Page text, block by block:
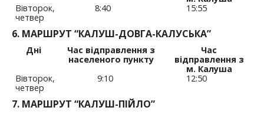
Вівторок,
четвер
8:40 15:55
6. МАРШРУТ “КАЛУШ-ДОВГА-КАЛУСЬКА”
Дні
Час відправлення з
населеного пункту
Час
відправлення з
м. Калуша
Вівторок,
четвер
9:10 12:50
7. МАРШРУТ “КАЛУШ-ПІЙЛО”